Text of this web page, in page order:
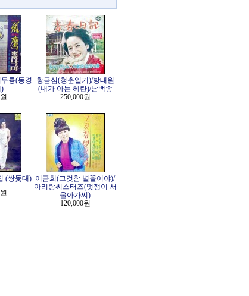
룡(동경
)
황금심(청춘일기)/방태원
(내가 아는 혜란)/남백송
250,000원
(쌍돛대) 이금희(그것참 별꼴이야)/
아리랑씨스터즈(멋쟁이 서
울아가씨)
120,000원